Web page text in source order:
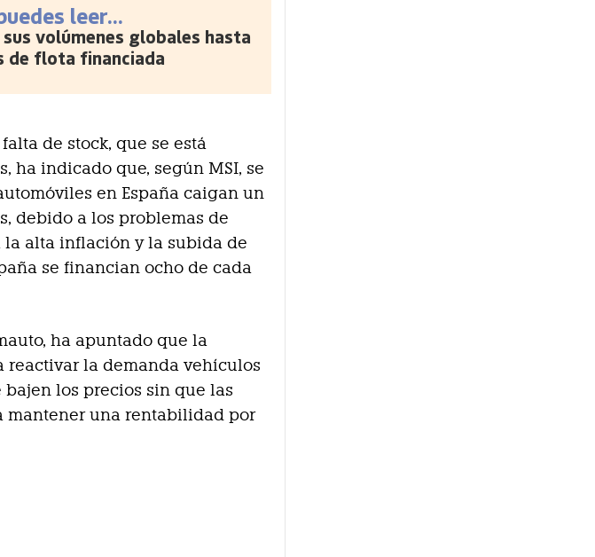
leer...
volúmenes globales hasta
de flota financiada
de stock, que se está
ha indicado que, según MSI, se
en España caigan un
debido a los problemas de
la alta inflación y la subida de
se financian ocho de cada
ha apuntado que la
la demanda vehículos
bajen los precios sin que las
mantener una rentabilidad por